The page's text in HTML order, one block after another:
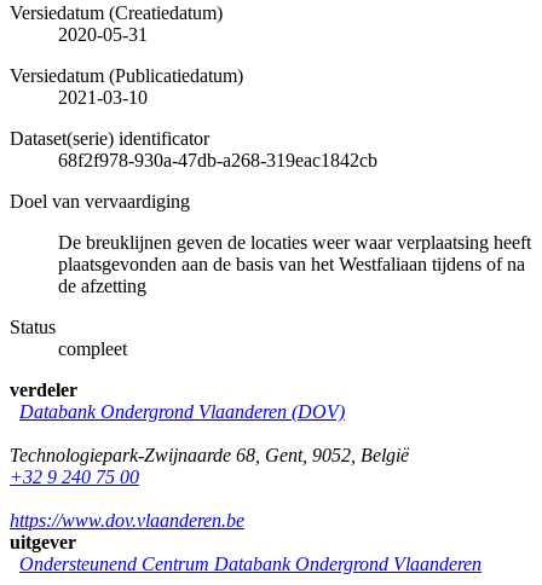
Versiedatum (Creatiedatum)
2020-05-31
Versiedatum (Publicatiedatum)
2021-03-10
Dataset(serie) identificator
68f2f978-930a-47db-a268-319eac1842cb
Doel van vervaardiging
De breuklijnen geven de locaties weer waar verplaatsing heeft
plaatsgevonden aan de basis van het Westfaliaan tijdens of na
de afzetting
Status
compleet
verdeler
Databank Ondergrond Vlaanderen (DOV)
Technologiepark-Zwijnaarde 68 Gent, 9052 België
+32 9 240 75 00
https://www.dov.vlaanderen.be
uitgever
Ondersteunend Centrum Databank Ondergrond Vlaanderen